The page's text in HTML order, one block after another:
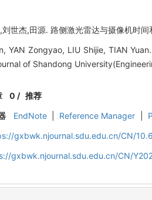
刘世杰,田源. 路侧激光雷达与摄像机时
YAN Zongyao, LIU Shijie, TIAN
of Shandong
0 / 推荐
EndNote Reference Manager
gxbwk.njournal.sdu.edu.cn/CN/
gxbwk.njournal.sdu.edu.cn/CN/